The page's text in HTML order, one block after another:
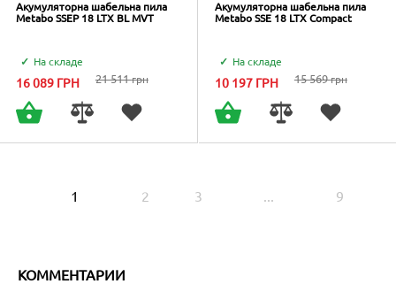
Акумуляторна шабельна пила
Metabo SSEP 18 LTX BL MVT
На складе
16 089 ГРН 21 511грн
Акумуляторна шабельна пила
Metabo SSE 18 LTX Compact
На складе
10 197 ГРН 15 569грн
1 2 3 ... 9
КОММЕНТАРИИ